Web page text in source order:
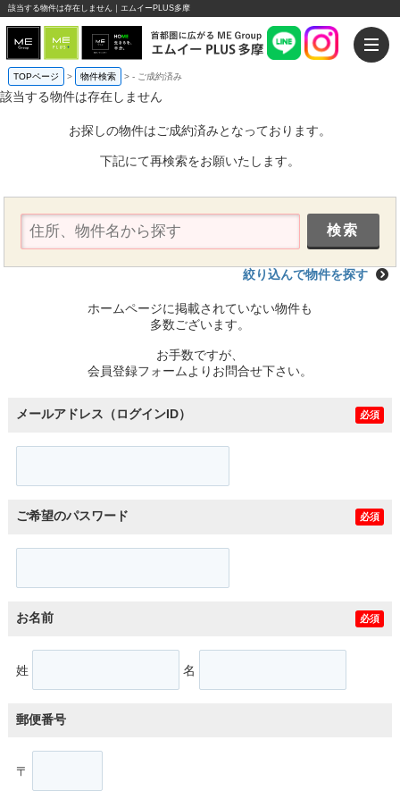
該当する物件は存在しません｜エムイーPLUS多摩
TOPページ > 物件検索 >- ご成約済み
該当する物件は存在しません
お探しの物件はご成約済みとなっております。
下記にて再検索をお願いたします。
絞り込んで物件を探す
ホームページに掲載されていない物件も
多数ございます。
お手数ですが、
会員登録フォームよりお問合せ下さい。
メールアドレス（ログインID） 必須
ご希望のパスワード 必須
お名前 必須
姓 名
郵便番号
〒